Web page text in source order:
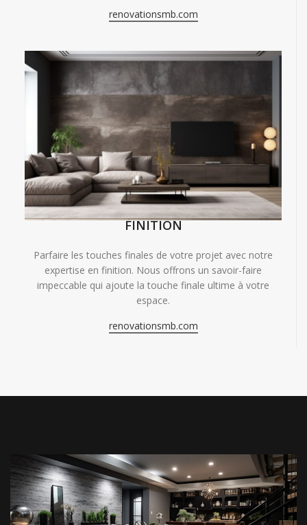
renovationsmb.com
FINITION
Parfaire les touches finales de votre projet avec notre
expertise en finition. Nous offrons un savoir-faire
impeccable qui ajoute la touche finale ultime à votre
espace.
renovationsmb.com